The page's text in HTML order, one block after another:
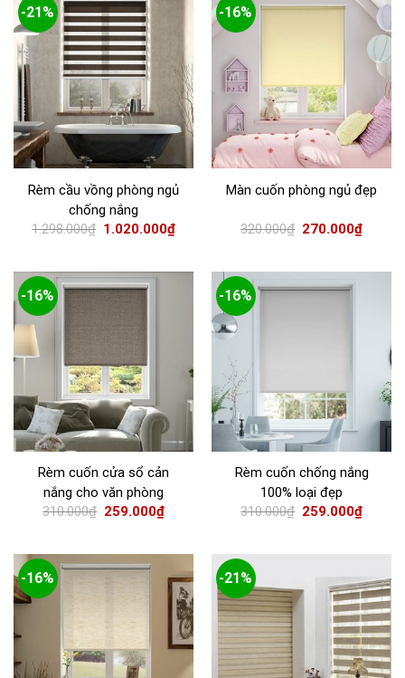
-21%
Rèm cầu vồng phòng ngủ
chống nắng
1.298.000₫ 1.020.000₫
-16%
Màn cuốn phòng ngủ đẹp
320.000₫ 270.000₫
-16%
Rèm cuốn cửa sổ cản
nắng cho văn phòng
310.000₫ 259.000₫
-16%
Rèm cuốn chống nắng
100% loại đẹp
310.000₫ 259.000₫
-16% -21%